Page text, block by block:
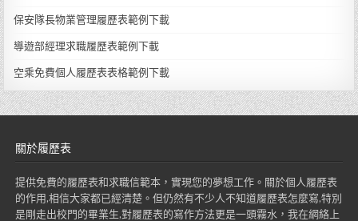
保安隊長物業管理履歷表範例下載
導遊部經理求職履歷表範例下載
空乘免費個人履歷表表格範例下載
關於履歷表
提供免費的履歷表和求職信範本，實現您的夢想工作。關於個人履歷表
的作用,相信大家都已經清楚。但仍然有不少人不知道履歷表怎麼寫,特別
是剛走出校門的畢業生,對履歷表的寫作方法更是一頭霧水，我在網絡上